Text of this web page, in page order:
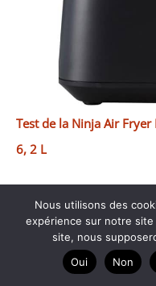
Test de la Ninja Air Fryer
6, 2 L
Nous utilisons des
expérience sur notre
site, nous
Oui
Non